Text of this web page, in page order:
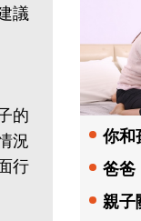
議
的
況
行
你和
爸爸
親子